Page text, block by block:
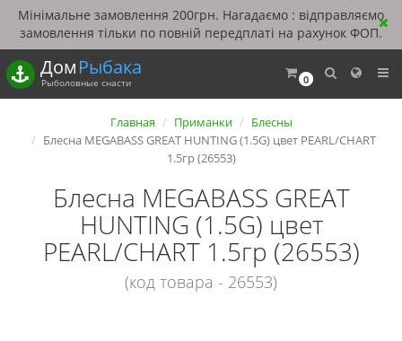
Мінімальне замовлення 200грн. Нагадаємо : відправляємо
замовлення тільки по повній передплаті на рахунок ФОП.
0
ДомРыбака
Рыболовные снасти
Главная Приманки
Блесны
Блесна MEGABASS GREAT HUNTING (1.5G) цвет PEARL/CHART
1.5гр (26553)
Блесна MEGABASS GREAT
HUNTING (1.5G) цвет
PEARL/CHART 1.5гр (26553)
(код товара - 26553)